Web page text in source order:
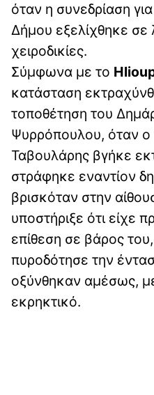
όταν η συνεδρίαση
Δήμου εξελίχθηκε σε
χειροδικίες.
Σύμφωνα με το
κατάσταση
τοποθέτηση του
Ψυρρόπουλου, όταν ο
Ταβουλάρης βγήκε
στράφηκε εναντίον
βρισκόταν στην
υποστήριξε ότι είχε
επίθεση σε βάρος
πυροδότησε την
οξύνθηκαν αμέσως,
εκρηκτικό.